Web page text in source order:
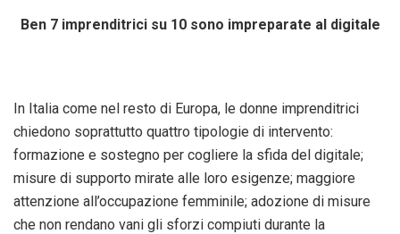
Ben 7 imprenditrici su 10 sono impreparate al digitale
In Italia come nel resto di Europa, le donne imprenditrici
chiedono soprattutto quattro tipologie di intervento:
formazione e sostegno per cogliere la sfida del digitale;
misure di supporto mirate alle loro esigenze; maggiore
attenzione all’occupazione femminile; adozione di misure
che non rendano vani gli sforzi compiuti durante la